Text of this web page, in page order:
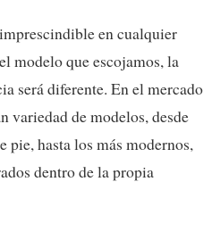
en cualquier
modelo que escojamos, la
será diferente. En el mercado
variedad de modelos, desde
pie, hasta los más modernos,
dentro de la propia